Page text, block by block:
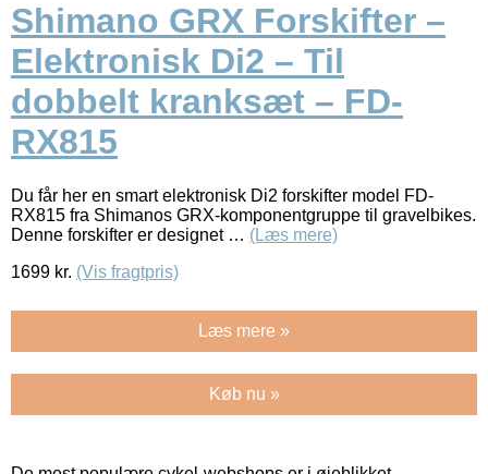
Shimano GRX Forskifter –
Elektronisk Di2 – Til
dobbelt kranksæt – FD-
RX815
Du får her en smart elektronisk Di2 forskifter model FD-
RX815 fra Shimanos GRX-komponentgruppe til gravelbikes.
Denne forskifter er designet … (Læs mere)
1699 kr. (Vis fragtpris)
Læs mere »
Køb nu »